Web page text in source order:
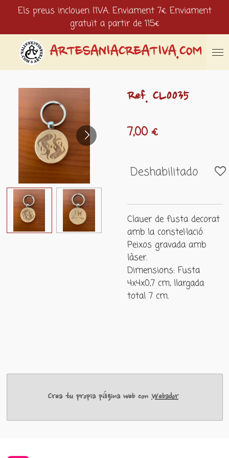
contenido
principal
ARTESANIACREATIVA.COM
Els preus inclouen l'IVA. Enviament 7€. Enviament
gratuït a partir de 115€
Ref. CL0035
7,00 €
Deshabilitado
Clauer de fusta decorat
amb la constel·lació
Peixos gravada amb
làser.
Dimensions: Fusta
4x4x0,7 cm, llargada
total 7 cm.
Crea tu propia página web con Webador